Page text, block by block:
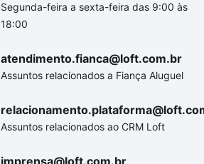
Segunda-feira a sexta-feira das 9:00 às
18:00
atendimento.fianca@loft.com.br
Assuntos relacionados a Fiança Aluguel
Assuntos relacionados ao CRM Loft
imprensa@loft.com.br